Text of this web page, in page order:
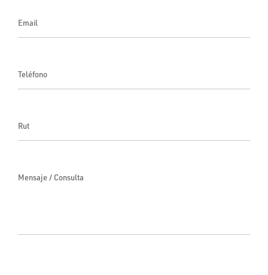
Email
Teléfono
Rut
Mensaje / Consulta